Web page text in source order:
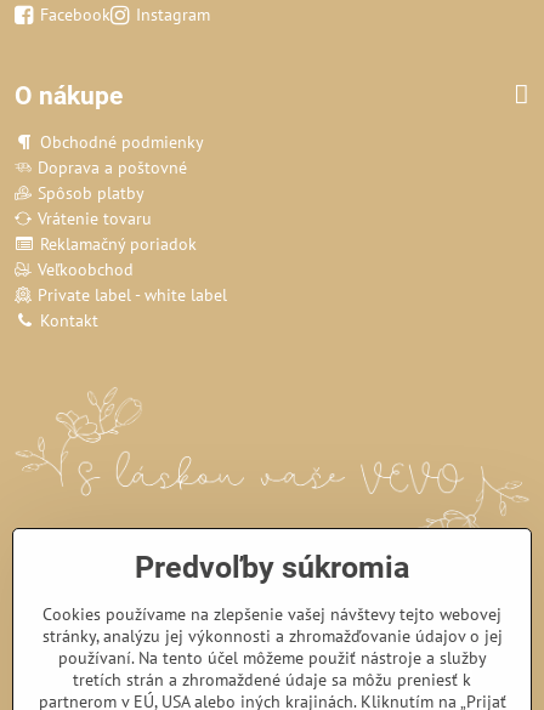
Facebook Instagram
O nákupe
Obchodné podmienky
Doprava a poštovné
Spôsob platby
Vrátenie tovaru
Reklamačný poriadok
Veľkoobchod
Private label - white label
Kontakt
Predvoľby súkromia
Cookies používame na zlepšenie vašej návštevy tejto webovej
stránky, analýzu jej výkonnosti a zhromažďovanie údajov o jej
používaní. Na tento účel môžeme použiť nástroje a služby
tretích strán a zhromaždené údaje sa môžu preniesť k
partnerom v EÚ, USA alebo iných krajinách. Kliknutím na „Prijať